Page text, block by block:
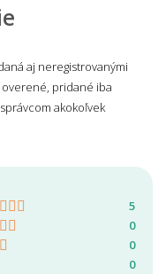
aj neregistrovanými
overené, pridané iba
akokoľvek
5
0
0
0